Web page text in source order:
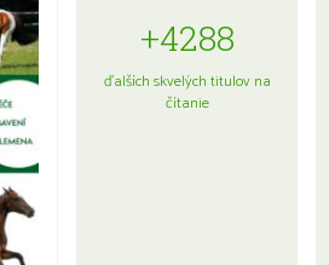
+4288
ďalších skvelých titulov na
čítanie